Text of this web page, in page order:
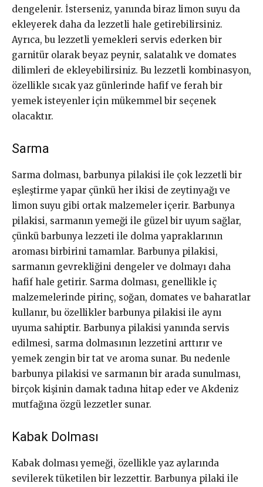
dengelenir. İsterseniz, yanında biraz limon suyu da
ekleyerek daha da lezzetli hale getirebilirsiniz.
Ayrıca, bu lezzetli yemekleri servis ederken bir
garnitür olarak beyaz peynir, salatalık ve domates
dilimleri de ekleyebilirsiniz. Bu lezzetli kombinasyon,
özellikle sıcak yaz günlerinde hafif ve ferah bir
yemek isteyenler için mükemmel bir seçenek
olacaktır.
Sarma
Sarma dolması, barbunya pilakisi ile çok lezzetli bir
eşleştirme yapar çünkü her ikisi de zeytinyağı ve
limon suyu gibi ortak malzemeler içerir. Barbunya
pilakisi, sarmanın yemeği ile güzel bir uyum sağlar,
çünkü barbunya lezzeti ile dolma yapraklarının
aroması birbirini tamamlar. Barbunya pilakisi,
sarmanın gevrekliğini dengeler ve dolmayı daha
hafif hale getirir. Sarma dolması, genellikle iç
malzemelerinde pirinç, soğan, domates ve baharatlar
kullanır, bu özellikler barbunya pilakisi ile aynı
uyuma sahiptir. Barbunya pilakisi yanında servis
edilmesi, sarma dolmasının lezzetini arttırır ve
yemek zengin bir tat ve aroma sunar. Bu nedenle
barbunya pilakisi ve sarmanın bir arada sunulması,
birçok kişinin damak tadına hitap eder ve Akdeniz
mutfağına özgü lezzetler sunar.
Kabak Dolması
Kabak dolması yemeği, özellikle yaz aylarında
sevilerek tüketilen bir lezzettir. Barbunya pilaki ile